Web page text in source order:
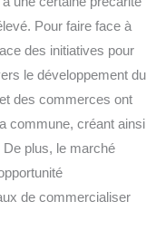
Pour faire face à
des initiatives pour
le développement du
des commerces ont
commune, créant ainsi
plus, le marché
de commercialiser